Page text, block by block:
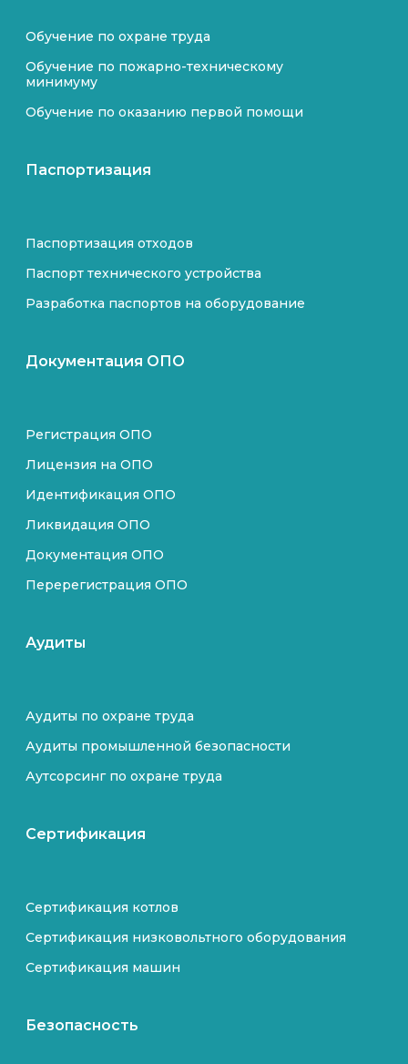
Обучение по охране труда
Обучение по пожарно-техническому
минимуму
Обучение по оказанию первой помощи
Паспортизация
Паспортизация отходов
Паспорт технического устройства
Разработка паспортов на оборудование
Документация ОПО
Регистрация ОПО
Лицензия на ОПО
Идентификация ОПО
Ликвидация ОПО
Документация ОПО
Перерегистрация ОПО
Аудиты
Аудиты по охране труда
Аудиты промышленной безопасности
Аутсорсинг по охране труда
Сертификация
Сертификация котлов
Сертификация низковольтного оборудования
Сертификация машин
Безопасность